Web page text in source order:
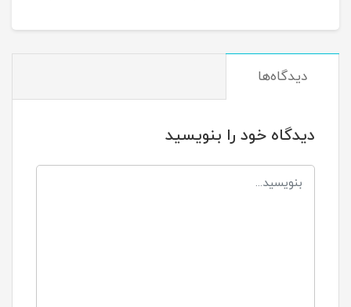
دیدگاه‌ها
دیدگاه خود را بنویسید